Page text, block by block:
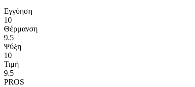
Εγγύηση
10
Θέρμανση
9.5
Ψύξη
10
Τιμή
9.5
PROS